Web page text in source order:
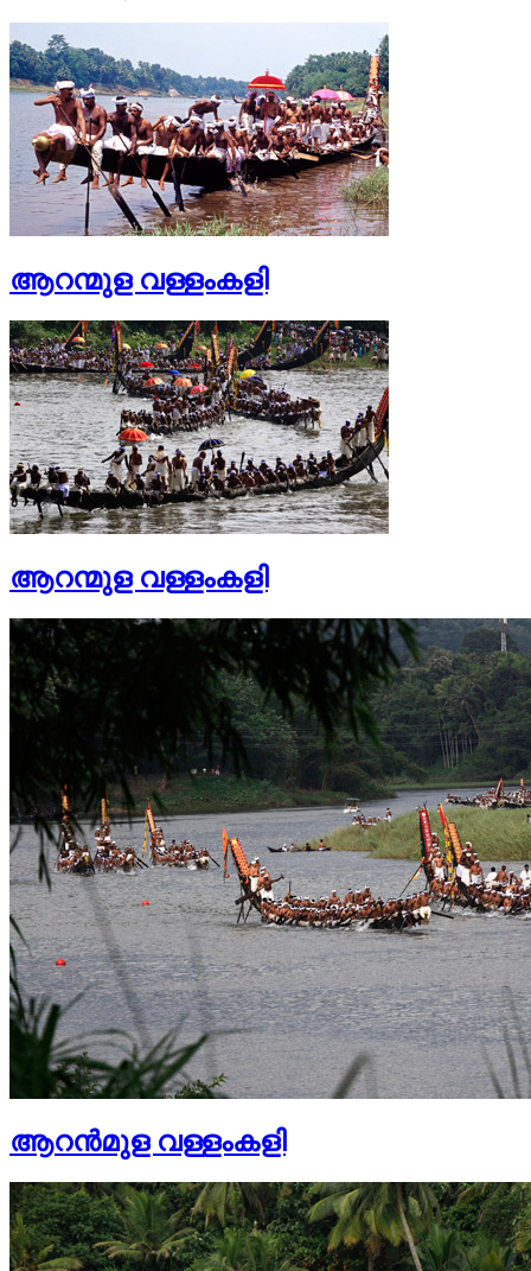
ആറന്മുള വള്ളംകളി
ആറന്മുള വള്ളംകളി
ആറന്‍മുള വള്ളംകളി